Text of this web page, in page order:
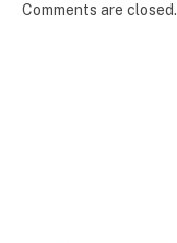
Comments are closed.